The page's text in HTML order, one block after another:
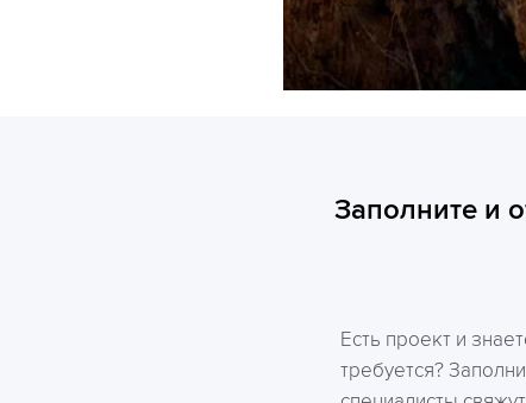
Заполните и
Есть проект и
требуется?